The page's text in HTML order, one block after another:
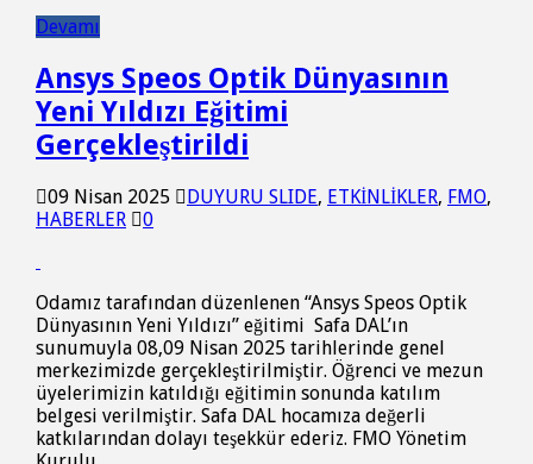
Devamı
Ansys Speos Optik Dünyasının
Yeni Yıldızı Eğitimi
Gerçekleştirildi
09 Nisan 2025 DUYURU SLIDE, ETKİNLİKLER, FMO,
HABERLER
0
Odamız tarafından düzenlenen “Ansys Speos Optik
Dünyasının Yeni Yıldızı” eğitimi Safa DAL’ın
sunumuyla 08,09 Nisan 2025 tarihlerinde genel
merkezimizde gerçekleştirilmiştir. Öğrenci ve mezun
üyelerimizin katıldığı eğitimin sonunda katılım
belgesi verilmiştir. Safa DAL hocamıza değerli
katkılarından dolayı teşekkür ederiz. FMO Yönetim